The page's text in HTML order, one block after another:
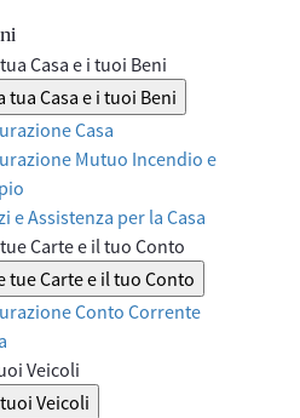
Casa e i tuoi Beni
tua Casa e i tuoi Beni
Casa
Mutuo Incendio e
e Assistenza per la Casa
Carte e il tuo Conto
tue Carte e il tuo Conto
Conto Corrente
Veicoli
Veicoli